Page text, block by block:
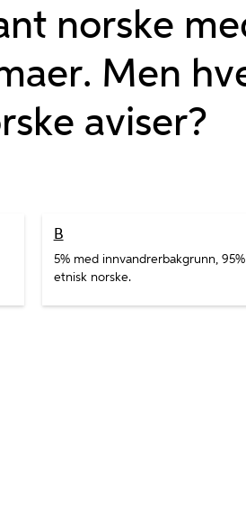
norske
Men
aviser?
B
5% med innvandrerbakgrunn, 95%
etnisk norske.